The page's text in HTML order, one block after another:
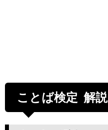
ことば検定 解説